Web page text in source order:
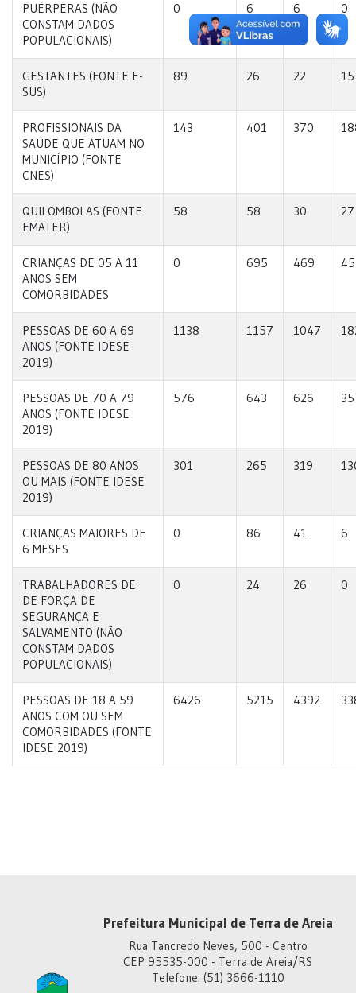
PUÉRPERAS (NÃO
CONSTAM DADOS
POPULACIONAIS)
0 6 6 0
GESTANTES (FONTE E-
SUS)
89 26 22 15
PROFISSIONAIS DA
SAÚDE QUE ATUAM NO
MUNICÍPIO (FONTE
CNES)
143 401 370
QUILOMBOLAS (FONTE
EMATER)
58 58 30 27
CRIANÇAS DE 05 A 11
ANOS SEM
COMORBIDADES
0 695 469 45
PESSOAS DE 60 A 69
ANOS (FONTE IDESE
2019)
1138 1157 1047
PESSOAS DE 70 A 79
ANOS (FONTE IDESE
2019)
576 643 626
PESSOAS DE 80 ANOS
OU MAIS (FONTE IDESE
2019)
301 265 319
CRIANÇAS MAIORES DE
6 MESES
0 86 41 6
TRABALHADORES DE
DE FORÇA DE
SEGURANÇA E
SALVAMENTO (NÃO
CONSTAM DADOS
POPULACIONAIS)
0 24 26 0
PESSOAS DE 18 A 59
ANOS COM OU SEM
COMORBIDADES (FONTE
IDESE 2019)
6426 5215 4392
Prefeitura Municipal de Terra de Areia
Rua Tancredo Neves, 500 - Centro
CEP 95535-000 - Terra de Areia/RS
Telefone: (51) 3666-1110